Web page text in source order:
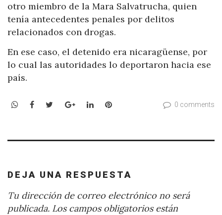
otro miembro de la Mara Salvatrucha, quien
tenía antecedentes penales por delitos
relacionados con drogas.
En ese caso, el detenido era nicaragüense, por
lo cual las autoridades lo deportaron hacia ese
país.
WhatsApp
Facebook
TwitterGoogle+LinkedInPinterest 0 comments
DEJA UNA RESPUESTA
Tu dirección de correo electrónico no será
publicada. Los campos obligatorios están